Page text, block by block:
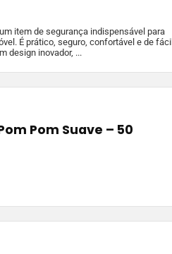
item de segurança indispensável para
É prático, seguro, confortável e de fácil
design inovador, ...
Pom Suave – 50